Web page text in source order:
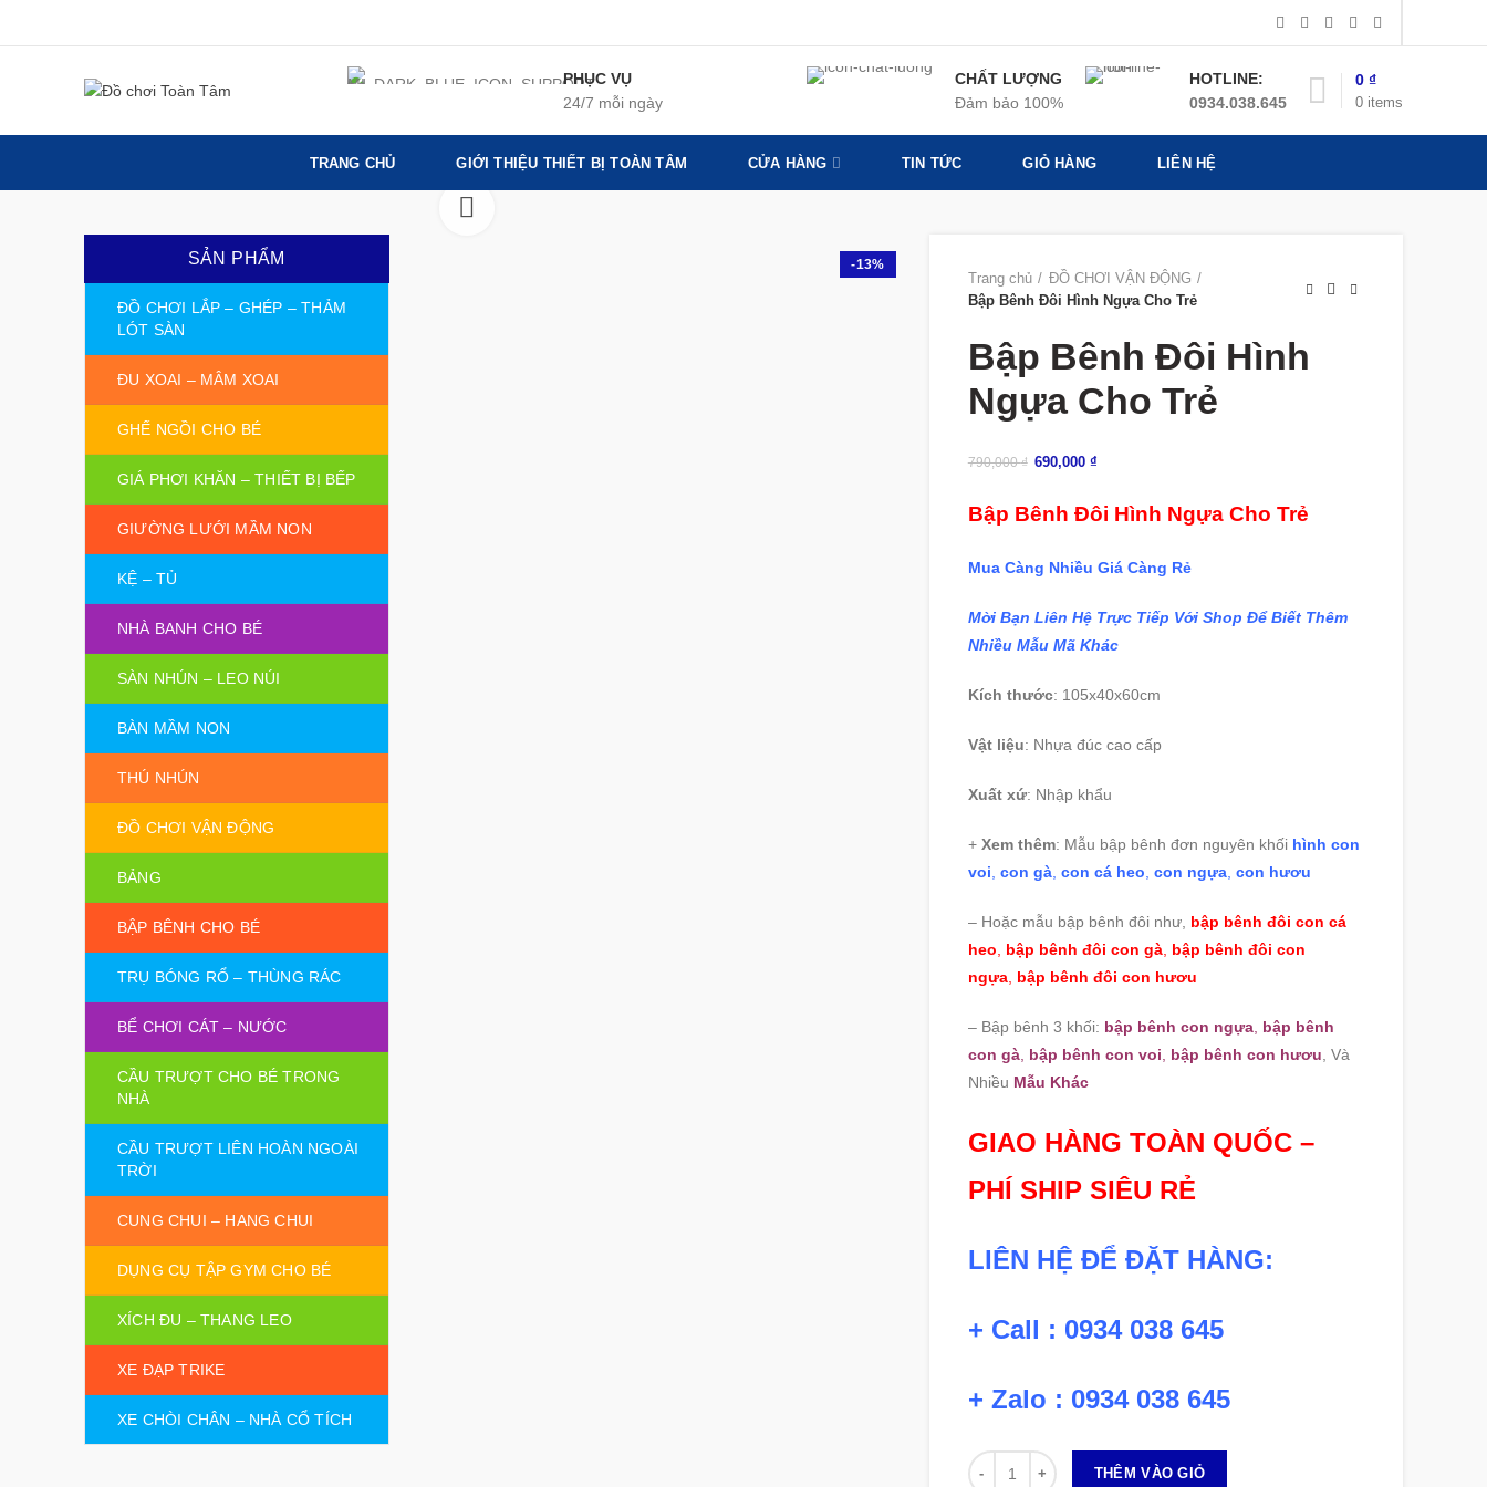
PHỤC VỤ
24/7 mỗi ngày
CHẤT LƯỢNG
Đảm bảo 100%
HOTLINE:
0934.038.645
0 items
0 ₫
TRANG CHỦ GIỚI THIỆU THIẾT BỊ TOÀN TÂM CỬA HÀNG TIN TỨC GIỎ HÀNG LIÊN HỆ
-13%
Trang chủ
ĐỒ CHƠI VẬN ĐỘNG
Bập Bênh Đôi Hình Ngựa Cho Trẻ
Bập Bênh Đôi Hình
Ngựa Cho Trẻ
790,000₫ 690,000 ₫
Bập Bênh Đôi Hình Ngựa Cho Trẻ
Mua Càng Nhiều Giá Càng Rẻ
Mời Bạn Liên Hệ Trực Tiếp Với Shop Để Biết Thêm
Nhiều Mẫu Mã Khác
Kích thước: 105x40x60cm
Vật liệu: Nhựa đúc cao cấp
Xuất xứ: Nhập khẩu
+ Xem thêm: Mẫu bập bênh đơn nguyên khối hình con
voi con gà, con cá heo con ngựa, con hươu
– Hoặc mẫu bập bênh đôi như, bập bênh đôi con cá
heo
bập bênh đôi con gà, bập bênh đôi con
ngựa, bập bênh đôi con hươu
– Bập bênh 3 khối: bập bênh con ngựa, bập bênh
con gà, bập bênh con voi bập bênh con hươu , Và
Nhiều Mẫu Khác
GIAO HÀNG TOÀN QUỐC –
PHÍ SHIP SIÊU RẺ
LIÊN HỆ ĐỂ ĐẶT HÀNG:
+ Call : 0934 038 645
+ Zalo : 0934 038 645
Số lượng
THÊM VÀO GIỎ
SẢN PHẨM
ĐỒ CHƠI LẮP – GHÉP – THẢM
LÓT SÀN
ĐU XOAI – MÂM XOAI
GHẾ NGỒI CHO BÉ
GIÁ PHƠI KHĂN – THIẾT BỊ BẾP
GIƯỜNG LƯỚI MẦM NON
KỆ – TỦ
NHÀ BANH CHO BÉ
SÀN NHÚN – LEO NÚI
BÀN MẦM NON
THÚ NHÚN
ĐỒ CHƠI VẬN ĐỘNG
BẢNG
BẬP BÊNH CHO BÉ
TRỤ BÓNG RỔ – THÙNG RÁC
BỂ CHƠI CÁT – NƯỚC
CẦU TRƯỢT CHO BÉ TRONG
NHÀ
CẦU TRƯỢT LIÊN HOÀN NGOÀI
TRỜI
CUNG CHUI – HANG CHUI
DỤNG CỤ TẬP GYM CHO BÉ
XÍCH ĐU – THANG LEO
XE ĐẠP TRIKE
XE CHÒI CHÂN – NHÀ CỔ TÍCH